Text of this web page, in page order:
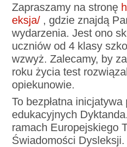
Zapraszamy na stronę
eksja/ , gdzie znajdą
wydarzenia. Jest ono
uczniów od 4 klasy
wzwyż. Zalecamy, by
roku życia test
opiekunowie.
To bezpłatna inicjatywa
edukacyjnych
ramach Europejskiego
Świadomości Dysleksji.